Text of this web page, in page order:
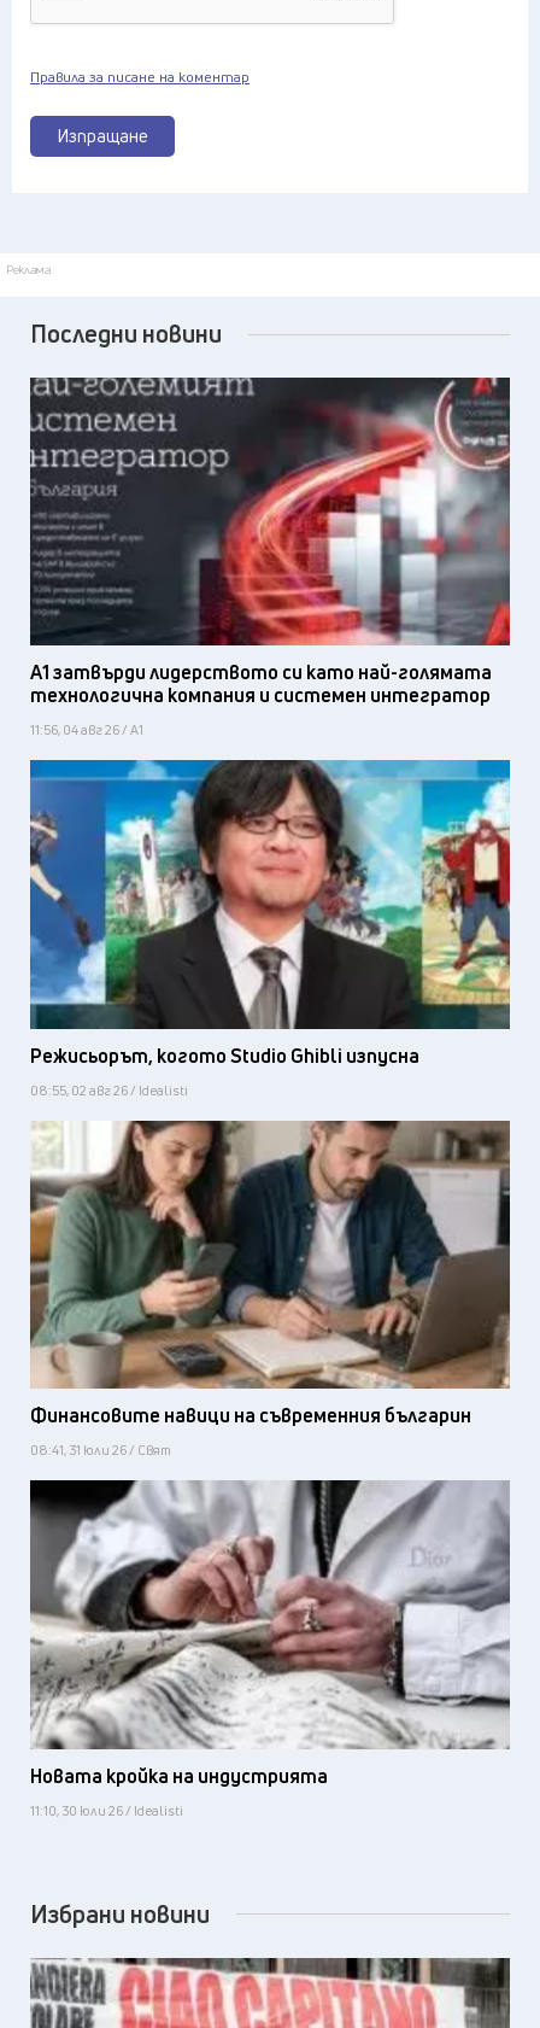
Изпращане
Правила за писане на коментар
Реклама
Последни новини
А1 затвърди лидерството си като най-голямата
технологична компания и системен интегратор
11:56, 04 авг 26 / А1
Режисьорът, когото Studio Ghibli изпусна
08:55, 02 авг 26 / Idealisti
Финансовите навици на съвременния българин
08:41, 31 юли 26 / Свят
Новата кройка на индустрията
11:10, 30 юли 26 / Idealisti
Избрани новини